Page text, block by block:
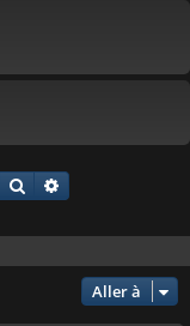
Rechercher
Aller à